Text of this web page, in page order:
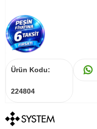
Ürün Kodu:
224804